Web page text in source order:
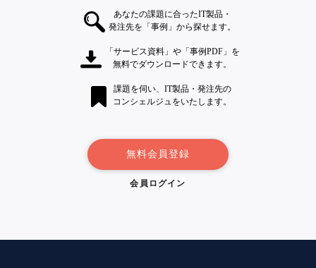
あなたの課題に合ったIT製品・
発注先を「事例」から探せます。
「サービス資料」や「事例PDF」を
無料でダウンロードできます。
課題を伺い、IT製品・発注先の
コンシェルジュをいたします。
無料会員登録
会員ログイン